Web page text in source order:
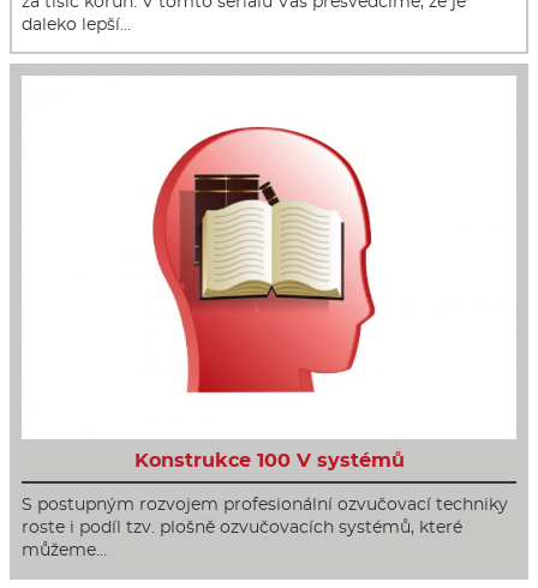
daleko lepší…
Konstrukce 100 V systémů
S postupným rozvojem profesionální ozvučovací techniky
roste i podíl tzv. plošně ozvučovacích systémů, které
můžeme…